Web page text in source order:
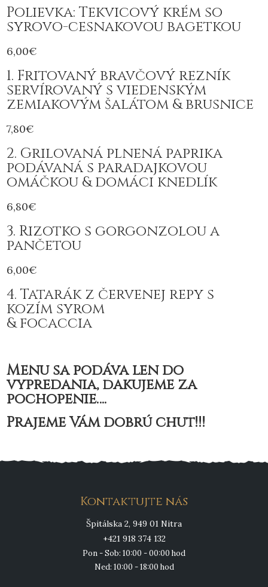
Polievka: Tekvicový krém so
syrovo-cesnakovou bagetkou
6,00€
1. Fritovaný bravčový rezník
servírovaný s viedenským
zemiakovým šalátom & brusnice
7,80€
2. Grilovaná plnená paprika
podávaná s paradajkovou
omáčkou & domáci knedlík
6,80€
3. Rizotko s gorgonzolou a
pančetou
6,00€
4. Tatarák z červenej repy s
kozím syrom
& focaccia
Menu sa podáva len do
vypredania, ďakujeme za
pochopenie….
Prajeme Vám dobrú chuť!!!
Kontaktujte nás
Špitálska 2, 949 01 Nitra
+421 918 374 132
Pon - Sob: 10:00 - 00:00 hod
Ned: 10:00 - 18:00 hod